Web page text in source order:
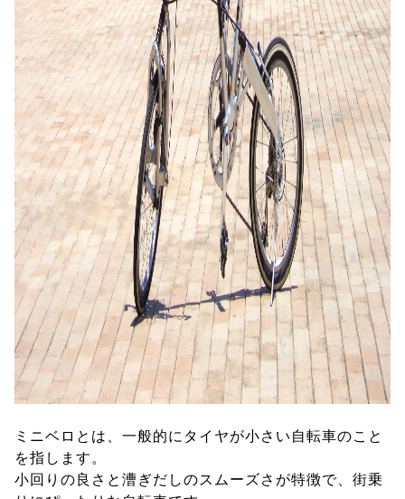
ミニベロとは、一般的にタイヤが小さい自転車のこと
を指します。
小回りの良さと漕ぎだしのスムーズさが特徴で、街乗